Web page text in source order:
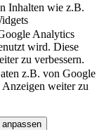
Inhalten wie z.B.
Analytics
wird. Diese
zu verbessern.
z.B. von Google
weiter zu